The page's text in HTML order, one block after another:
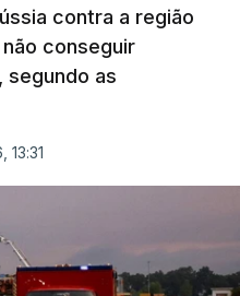
contra a região
conseguir
segundo as